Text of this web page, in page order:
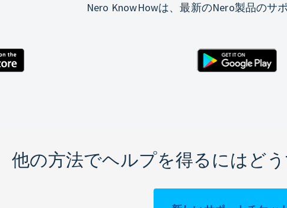
Nero KnowHowは、最新のNero製品のサ
他の方法でヘルプを得るにはど